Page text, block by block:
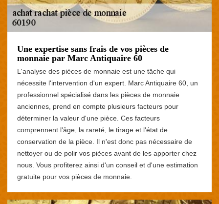
Une expertise sans frais de vos pièces de
monnaie par Marc Antiquaire 60
L'analyse des pièces de monnaie est une tâche qui
nécessite l'intervention d'un expert. Marc Antiquaire 60, un
professionnel spécialisé dans les pièces de monnaie
anciennes, prend en compte plusieurs facteurs pour
déterminer la valeur d'une pièce. Ces facteurs
comprennent l'âge, la rareté, le tirage et l'état de
conservation de la pièce. Il n'est donc pas nécessaire de
nettoyer ou de polir vos pièces avant de les apporter chez
nous. Vous profiterez ainsi d'un conseil et d'une estimation
gratuite pour vos pièces de monnaie.